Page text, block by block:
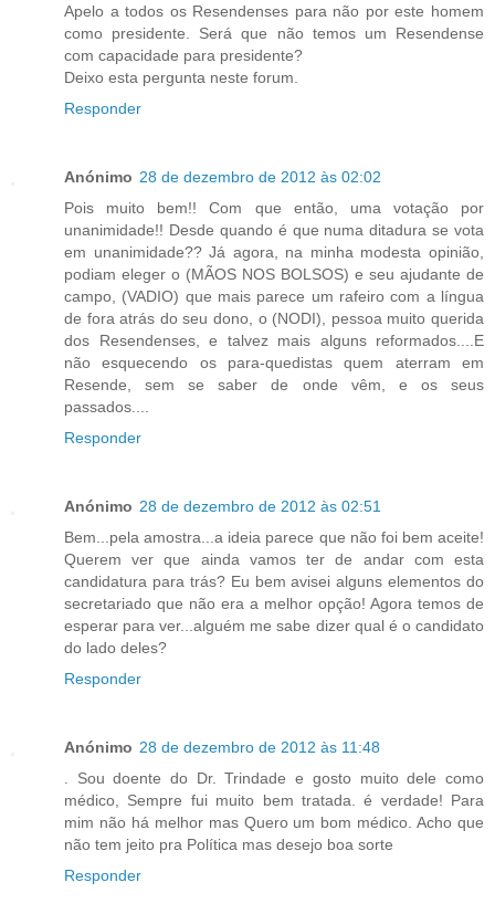
Apelo a todos os Resendenses para não por este homem
como presidente. Será que não temos um Resendense
com capacidade para presidente?
Deixo esta pergunta neste forum.
Responder
Anónimo 28 de dezembro de 2012 às 02:02
Pois muito bem!! Com que então, uma votação por
unanimidade!! Desde quando é que numa ditadura se vota
em unanimidade?? Já agora, na minha modesta opinião,
podiam eleger o (MÃOS NOS BOLSOS) e seu ajudante de
campo, (VADIO) que mais parece um rafeiro com a língua
de fora atrás do seu dono, o (NODI), pessoa muito querida
dos Resendenses, e talvez mais alguns reformados....E
não esquecendo os para-quedistas quem aterram em
Resende, sem se saber de onde vêm, e os seus
passados....
Responder
Anónimo 28 de dezembro de 2012 às 02:51
Bem...pela amostra...a ideia parece que não foi bem aceite!
Querem ver que ainda vamos ter de andar com esta
candidatura para trás? Eu bem avisei alguns elementos do
secretariado que não era a melhor opção! Agora temos de
esperar para ver...alguém me sabe dizer qual é o candidato
do lado deles?
Responder
Anónimo 28 de dezembro de 2012 às 11:48
. Sou doente do Dr. Trindade e gosto muito dele como
médico, Sempre fui muito bem tratada. é verdade! Para
mim não há melhor mas Quero um bom médico. Acho que
não tem jeito pra Política mas desejo boa sorte
Responder